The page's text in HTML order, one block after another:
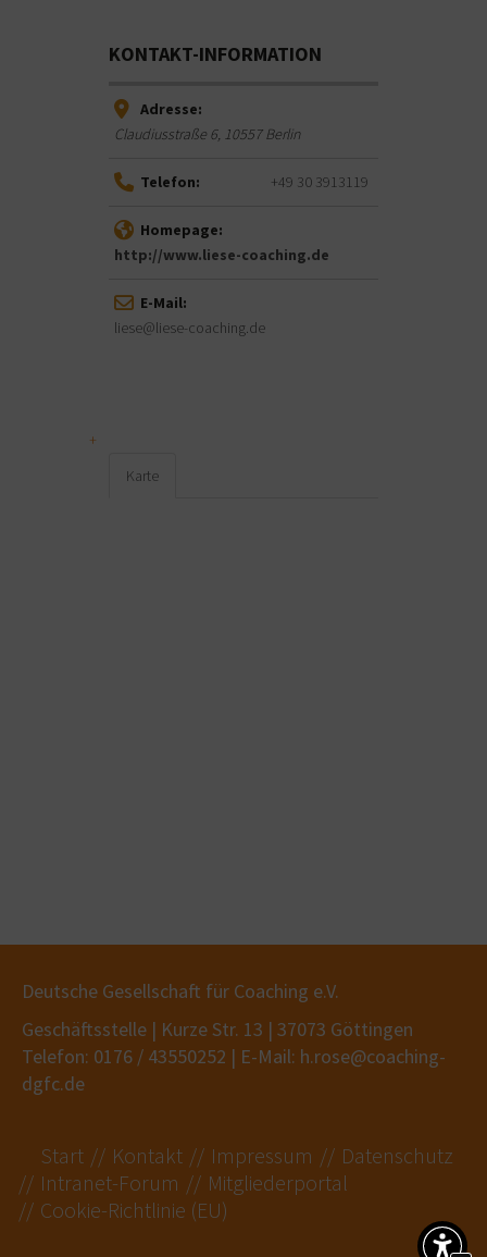
KONTAKT-INFORMATION
Adresse:
Claudiusstraße 6, 10557Berlin
Telefon: +49 30 3913119
Homepage:
http://www.liese-coaching.de
E-Mail:
liese@liese-coaching.de
Karte
Deutsche Gesellschaft für Coaching e.V.
Geschäftsstelle | Kurze Str. 13 | 37073 Göttingen
Telefon: 0176 / 43550252 | E-Mail: h.rose@coaching-
dgfc.de
Start Kontakt Impressum
Datenschutz
Intranet-Forum
Mitgliederportal
Cookie-Richtlinie (EU)